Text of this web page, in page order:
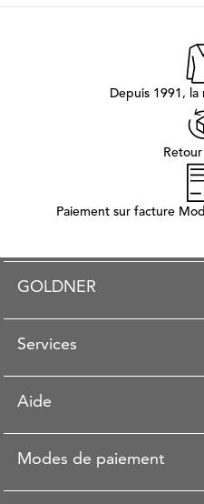
Depuis 1991,
Paiement sur facture
GOLDNER
Services
Aide
Modes de paiement